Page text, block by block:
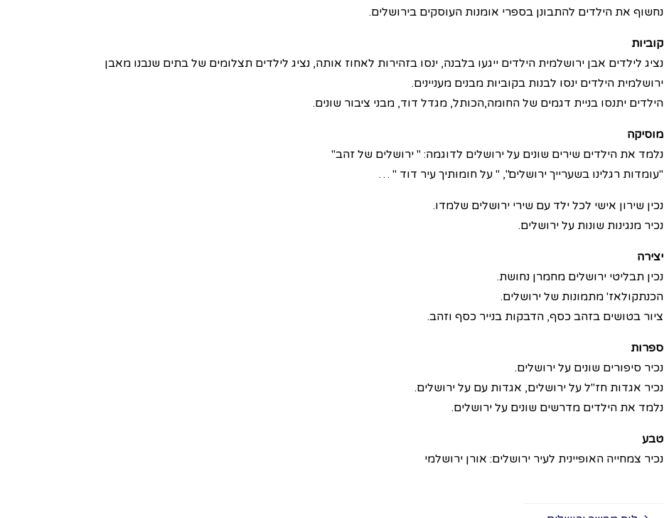
נחשוף את הילדים להתבונן בספרי אומנות העוסקים בירושלים.
קוביות
נציג לילדים אבן ירושלמית הילדים ייגעו בלבנה, ינסו בזהירות לאחוז אותה, נציג לילדים תצלומים של בתים שנבנו מאבן
ירושלמית הילדים ינסו לבנות בקוביות מבנים מעניינים.
הילדים יתנסו בניית דגמים של החומה,הכותל, מגדל דוד, מבני ציבור שונים.
מוסיקה
נלמד את הילדים שירים שונים על ירושלים לדוגמה: " ירושלים של זהב"
"עומדות רגלינו בשערייך ירושלים", " על חומותיך עיר דוד " …
נכין שירון אישי לכל ילד עם שירי ירושלים שלמדו.
נכיר מנגינות שונות על ירושלים.
יצירה
נכין תבליטי ירושלים מחמרן נחושת.
הכנתקולאז' מתמונות של ירושלים.
ציור בטושים בזהב כסף, הדבקות בנייר כסף וזהב.
ספרות
נכיר סיפורים שונים על ירושלים.
נכיר אגדות חז"ל על ירושלים, אגדות עם על ירושלים.
נלמד את הילדים מדרשים שונים על ירושלים.
טבע
נכיר צמחייה האופיינית לעיר ירושלים: אורן ירושלמי